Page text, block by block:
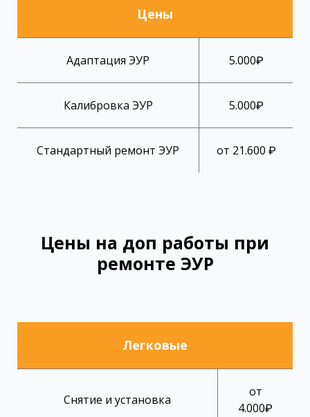
Цены
Адаптация ЭУР 5.000₽
Калибровка ЭУР 5.000₽
Стандартный ремонт ЭУР от 21.600 ₽
Цены на доп работы при
ремонте ЭУР
Легковые
Снятие и установка
от
4.000₽